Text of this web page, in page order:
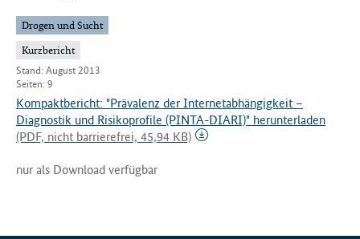
Drogen und Sucht
Kurzbericht
Stand: August 2013
Seiten: 9
Kompaktbericht: "Prävalenz der Internetabhängigkeit –
Diagnostik und Risikoprofile (PINTA-DIARI)" herunterladen
(PDF, nicht barrierefrei, 45,94 KB)
nur als Download verfügbar